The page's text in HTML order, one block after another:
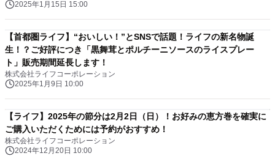
2025年1月15日 15:00
【首都圏ライフ】“おいしい！”とSNSで話題！ライフの新名物誕
生！？ご好評につき「黒舞茸とポルチーニソースのライスプレー
ト」販売期間延長します！
株式会社ライフコーポレーション
2025年1月9日 10:00
【ライフ】2025年の節分は2月2日（日）！お好みの恵方巻を確実に
ご購入いただくためには予約がおすすめ！
株式会社ライフコーポレーション
2024年12月20日 10:00